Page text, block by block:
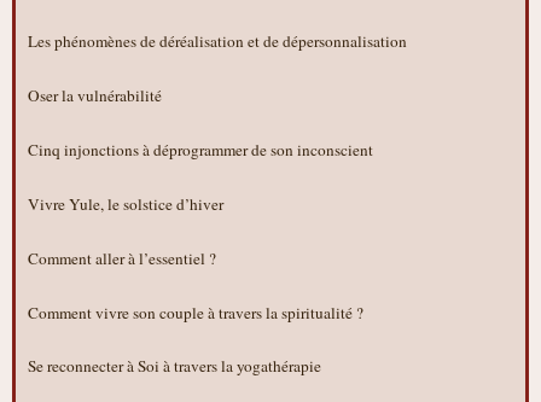
Les phénomènes de déréalisation et de dépersonnalisation
Oser la vulnérabilité
Cinq injonctions à déprogrammer de son inconscient
Vivre Yule, le solstice d’hiver
Comment aller à l’essentiel ?
Comment vivre son couple à travers la spiritualité ?
Se reconnecter à Soi à travers la yogathérapie